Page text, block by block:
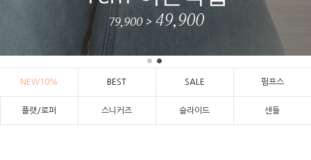
NEW10% BEST SALE 펌프스
플랫/로퍼 스니커즈 슬라이드 샌들